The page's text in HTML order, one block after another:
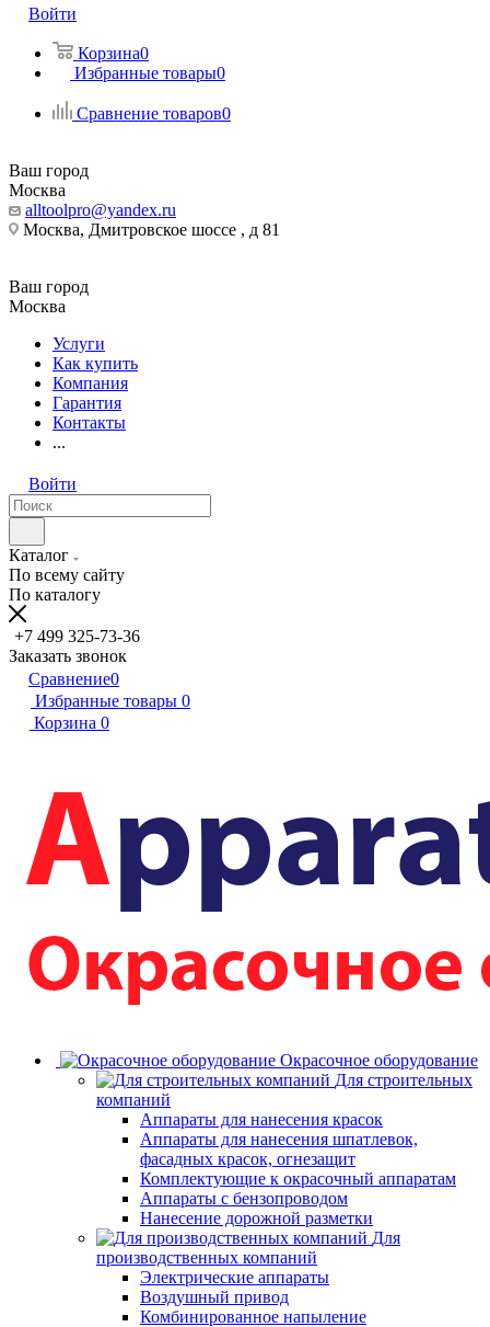
Войти
Корзина0
Избранные товары0
Сравнение товаров0
Ваш город
Москва
alltoolpro@yandex.ru
Москва, Дмитровское шоссе , д 81
Ваш город
Москва
Услуги
Как купить
Компания
Гарантия
Контакты
...
Войти
Каталог
По всему сайту
По каталогу
+7 499 325-73-36
Заказать звонок
Сравнение0
Избранные товары 0
Корзина 0
Окрасочное оборудование
Для строительных
компаний
Аппараты для нанесения красок
Аппараты для нанесения шпатлевок,
фасадных красок, огнезащит
Комплектующие к окрасочный аппаратам
Аппараты с бензопроводом
Нанесение дорожной разметки
Для
производственных компаний
Электрические аппараты
Воздушный привод
Комбинированное напыление